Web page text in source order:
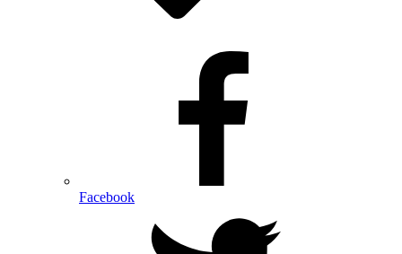
Facebook